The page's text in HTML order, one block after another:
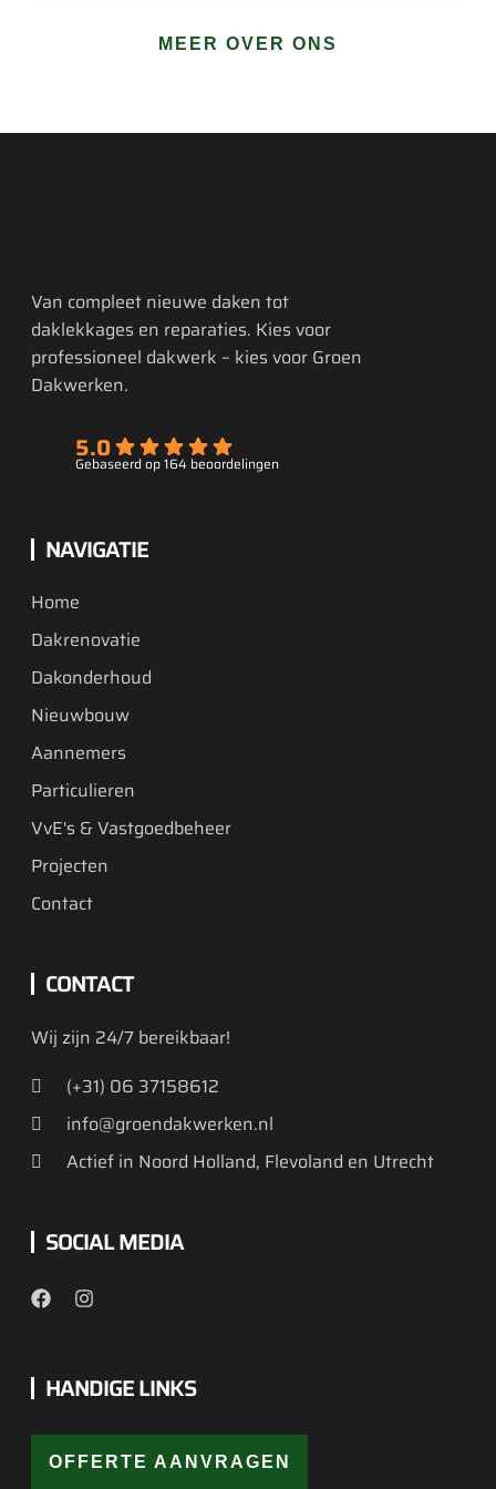
MEER OVER ONS
Van compleet nieuwe daken tot
daklekkages en reparaties. Kies voor
professioneel dakwerk – kies voor Groen
Dakwerken.
5.0
Gebaseerd op 164 beoordelingen
NAVIGATIE
Home
Dakrenovatie
Dakonderhoud
Nieuwbouw
Aannemers
Particulieren
VvE's & Vastgoedbeheer
Projecten
Contact
CONTACT
Wij zijn 24/7 bereikbaar!
(+31) 06 37158612
info@groendakwerken.nl
Actief in Noord Holland, Flevoland en Utrecht
SOCIAL MEDIA
HANDIGE LINKS
OFFERTE AANVRAGEN